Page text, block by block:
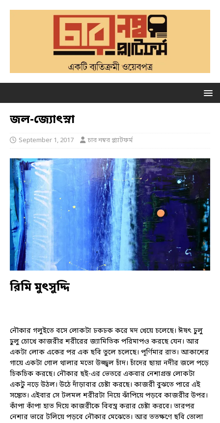
জল-জ্যোৎস্না
September 1, 2017 চার নম্বর প্ল্যাটফর্ম
রিমি মুৎসুদ্দি
নৌকার গলুইতে বসে লোকটা ঢকঢক করে মদ খেয়ে চলেছে। ঈষৎ ঢুলু
ঢুলু চোখে কাজরীর শরীরের জ্যামিতিক পরিমাপও করছে যেন। আর
একটা লোক একের পর এক ছবি তুলে চলেছে। পূর্ণিমার রাত। আকাশের
গায়ে একটা গোল থালার মতো উজ্জ্বল চাঁদ। চাঁদের ছায়া নদীর জলে পড়ে
চিকচিক করছে। নৌকার ছই-এর ভেতরে একবার নেশাগ্রস্ত লোকটা
একটু নড়ে উঠল। উঠে দাঁড়াবার চেষ্টা করছে। কাজরী বুঝতে পারে এই
সঙ্কেত। এইবার সে টলমল শরীরটা নিয়ে ঝাঁপিয়ে পড়বে কাজরীর উপর।
কাঁপা কাঁপা হাত দিয়ে কাজরীকে বিবস্ত্র করার চেষ্টা করবে। তারপর
নেশার ভারে টলিয়ে পড়বে নৌকার মেঝেতে। আর ততক্ষণে ছবি তোলা